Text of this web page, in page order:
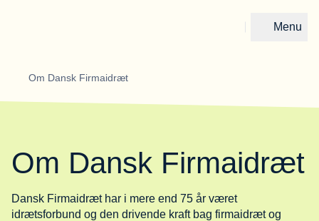
Menu
Om Dansk Firmaidræt
Om Dansk Firmaidræt
Dansk Firmaidræt har i mere end 75 år været
idrætsforbund og den drivende kraft bag firmaidræt og